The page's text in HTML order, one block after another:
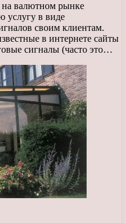
валютном рынке
услугу в виде
своим клиентам.
в интернете сайты
сигналы (часто это…